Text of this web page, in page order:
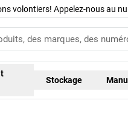
volontiers! Appelez-nous au
Stockage